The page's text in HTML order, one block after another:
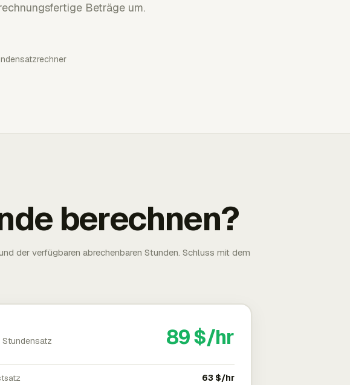
Beträge um.
berechnen?
der verfügbaren abrechenbaren Stunden. Schluss mit dem
Stundensatz 89 $/hr
63 $/hr